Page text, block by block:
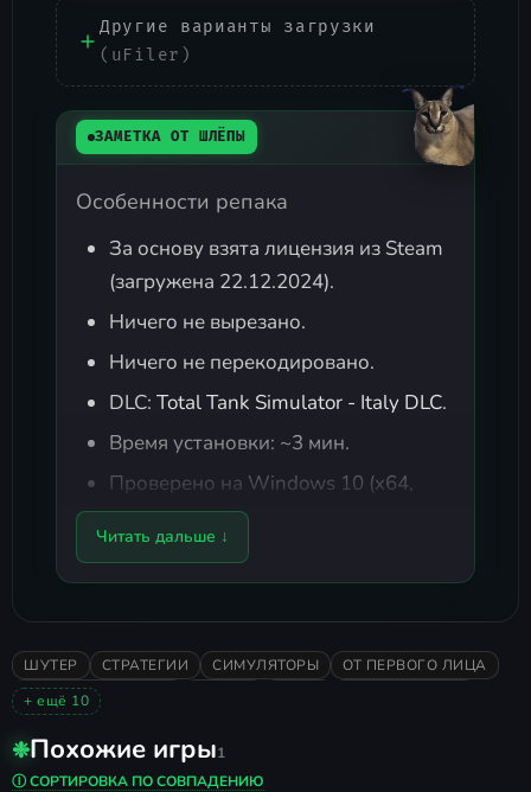
Другие варианты загрузки
(uFiler)
ЗАМЕТКА ОТ ШЛЁПЫ
Особенности репака
За основу взята лицензия из Steam
(загружена 22.12.2024).
Ничего не вырезано.
Ничего не перекодировано.
DLC: Total Tank Simulator - Italy DLC.
Время установки: ~3 мин.
Проверено на Windows 10 (x64,
Pro).
Читать дальше ↓
ШУТЕР СТРАТЕГИИ СИМУЛЯТОРЫ
ОТ ПЕРВОГО ЛИЦА
ОТ ТРЕТЬЕГО ЛИЦА
2020
ПЕСОЧНИЦА
В ОСНОВНОМ ПОЛОЖИТЕЛЬНЫЕ
ВТОРАЯ МИРОВАЯ
ТАНКИ
РУССКИЙ ЯЗЫК
+ ещё 10
❉Похожие игры1
Ⓘ СОРТИРОВКА ПО СОВПАДЕНИЮ
Ravenfield